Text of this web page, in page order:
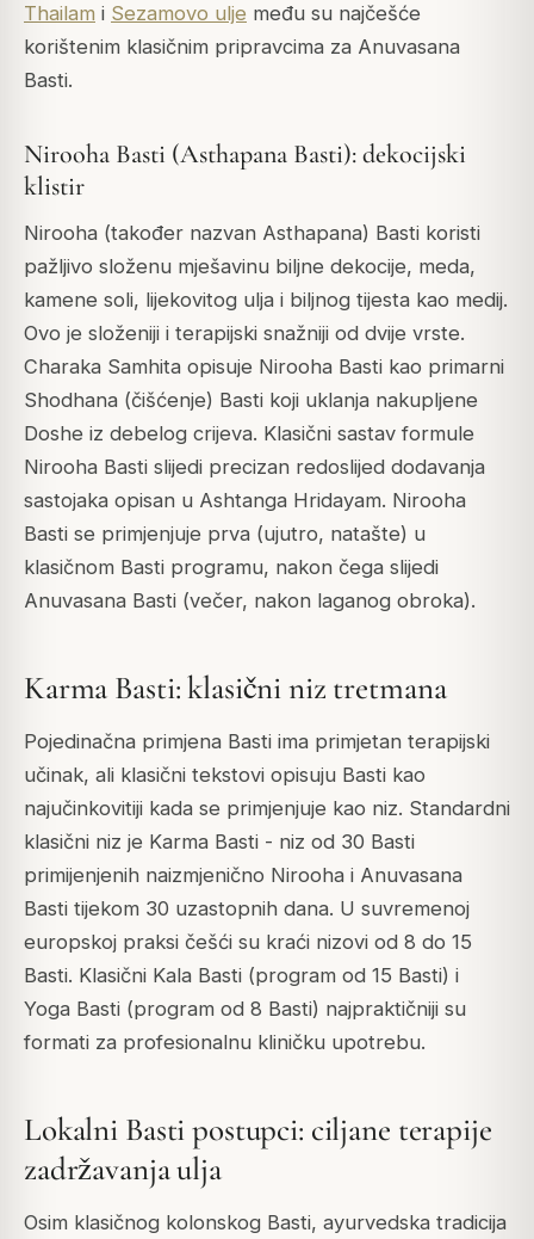
Thailam i Sezamovo ulje među su najčešće
korištenim klasičnim pripravcima za Anuvasana
Basti.
Nirooha Basti (Asthapana Basti): dekocijski
klistir
Nirooha (također nazvan Asthapana) Basti koristi
pažljivo složenu mješavinu biljne dekocije, meda,
kamene soli, lijekovitog ulja i biljnog tijesta kao medij.
Ovo je složeniji i terapijski snažniji od dvije vrste.
Charaka Samhita opisuje Nirooha Basti kao primarni
Shodhana (čišćenje) Basti koji uklanja nakupljene
Doshe iz debelog crijeva. Klasični sastav formule
Nirooha Basti slijedi precizan redoslijed dodavanja
sastojaka opisan u Ashtanga Hridayam. Nirooha
Basti se primjenjuje prva (ujutro, natašte) u
klasičnom Basti programu, nakon čega slijedi
Anuvasana Basti (večer, nakon laganog obroka).
Karma Basti: klasični niz tretmana
Pojedinačna primjena Basti ima primjetan terapijski
učinak, ali klasični tekstovi opisuju Basti kao
najučinkovitiji kada se primjenjuje kao niz. Standardni
klasični niz je Karma Basti - niz od 30 Basti
primijenjenih naizmjenično Nirooha i Anuvasana
Basti tijekom 30 uzastopnih dana. U suvremenoj
europskoj praksi češći su kraći nizovi od 8 do 15
Basti. Klasični Kala Basti (program od 15 Basti) i
Yoga Basti (program od 8 Basti) najpraktičniji su
formati za profesionalnu kliničku upotrebu.
Lokalni Basti postupci: ciljane terapije
zadržavanja ulja
Osim klasičnog kolonskog Basti, ayurvedska tradicija